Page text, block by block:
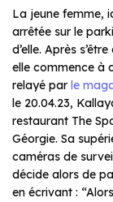
La jeune femme,
arrêtée sur le
d’elle. Après
elle commence à
relayé par le
le 20.04.23,
restaurant The
Géorgie. Sa
caméras de
décide alors de
en écrivant :